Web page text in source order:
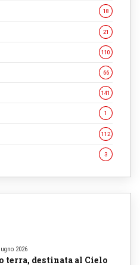
18
21
110
66
141
1
112
3
2026
terra, destinata al Cielo